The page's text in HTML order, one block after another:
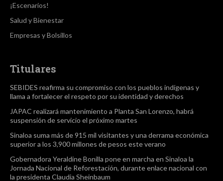
¡Escenarios!
Salud y Bienestar
Empresas y Bolsillos
Titulares
SEBIDES reafirma su compromiso con los pueblos indígenas y
llama a fortalecer el respeto por su identidad y derechos
JAPAC realizará mantenimiento a Planta San Lorenzo, habrá
suspensión de servicio el próximo martes
Sinaloa suma más de 915 mil visitantes y una derrama económica
superior a los 3,900 millones de pesos este verano
Gobernadora Yeraldine Bonilla pone en marcha en Sinaloa la
Jornada Nacional de Reforestación, durante enlace nacional con
la presidenta Claudia Sheinbaum